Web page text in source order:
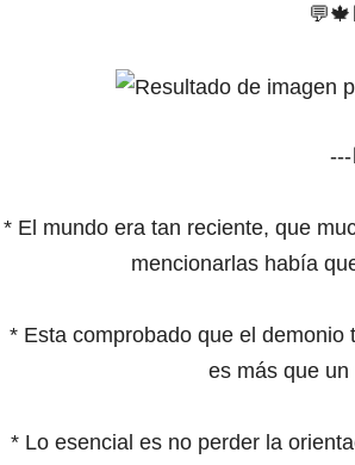
💬🍁
* El mundo era tan reciente, que
mencionarlas había
* Esta comprobado que el
es más que
* Lo esencial es no perder la